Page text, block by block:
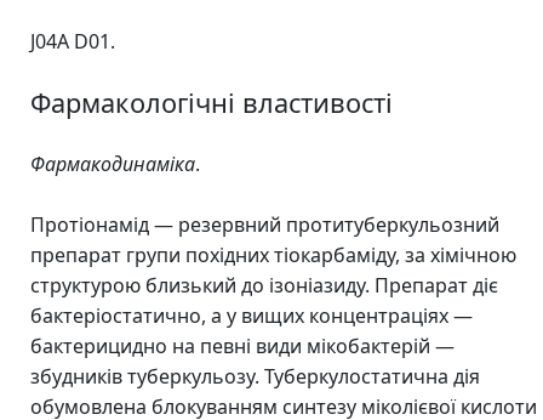
J04А D01.
Фармакологічні властивості
Фармакодинаміка.
Протіонамід — резервний протитуберкульозний
препарат групи похідних тіокарбаміду, за хімічною
структурою близький до ізоніазиду. Препарат діє
бактеріостатично, а у вищих концентраціях —
бактерицидно на певні види мікобактерій —
збудників туберкульозу. Туберкулостатична дія
обумовлена блокуванням синтезу міколієвої кислоти